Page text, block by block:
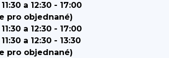
a 12:30 - 17:00
pro objednané)
a 12:30 - 17:00
a 12:30 - 13:30
pro objednané)